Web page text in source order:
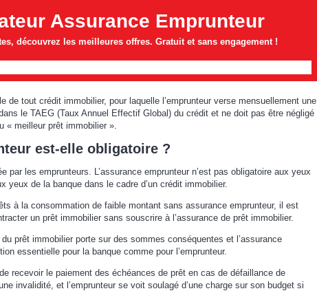
Assurance Emprunteur
découvrez les meilleures offres. Gratuit et sans engagement !
de tout crédit immobilier, pour laquelle l’emprunteur verse mensuellement une
le TAEG (Taux Annuel Effectif Global) du crédit et ne doit pas être négligé
« meilleur prêt immobilier ».
est-elle obligatoire ?
par les emprunteurs. L’assurance emprunteur n’est pas obligatoire aux yeux
yeux de la banque dans le cadre d’un crédit immobilier.
à la consommation de faible montant sans assurance emprunteur, il est
un prêt immobilier sans souscrire à l’assurance de prêt immobilier.
prêt immobilier porte sur des sommes conséquentes et l’assurance
essentielle pour la banque comme pour l’emprunteur.
recevoir le paiement des échéances de prêt en cas de défaillance de
invalidité, et l’emprunteur se voit soulagé d’une charge sur son budget si